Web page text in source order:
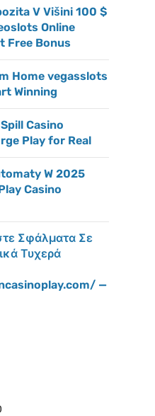
V Višini 100 $
Online
Free Bonus
Home vegasslots
Winning
Casino
Play for Real
W 2025
Casino
Σφάλματα Σε
Τυχερά
—